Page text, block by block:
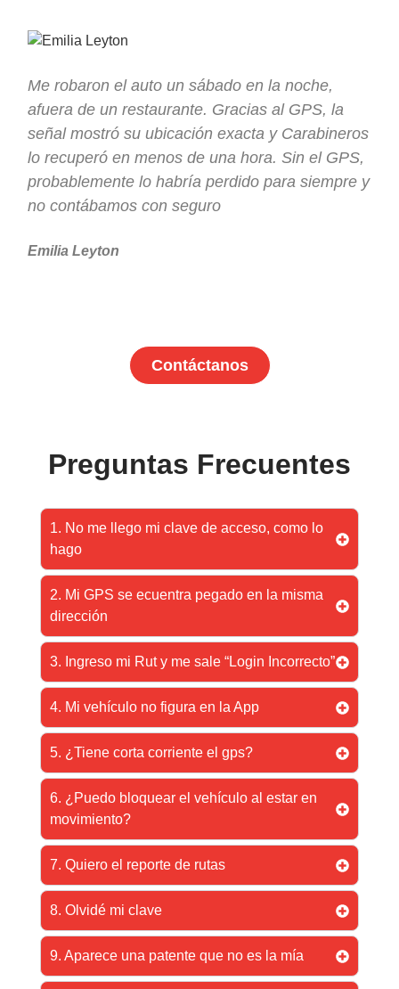
Me robaron el auto un sábado en la noche,
afuera de un restaurante. Gracias al GPS, la
señal mostró su ubicación exacta y Carabineros
lo recuperó en menos de una hora. Sin el GPS,
probablemente lo habría perdido para siempre y
no contábamos con seguro
Emilia Leyton
Contáctanos
Preguntas Frecuentes
1. No me llego mi clave de acceso, como lo
hago
2. Mi GPS se ecuentra pegado en la misma
dirección
3. Ingreso mi Rut y me sale “Login Incorrecto”
4. Mi vehículo no figura en la App
5. ¿Tiene corta corriente el gps?
6. ¿Puedo bloquear el vehículo al estar en
movimiento?
7. Quiero el reporte de rutas
8. Olvidé mi clave
9. Aparece una patente que no es la mía